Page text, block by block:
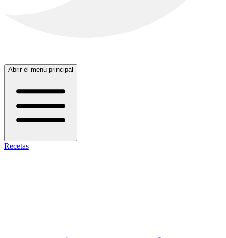
Abrir el menú principal
Recetas